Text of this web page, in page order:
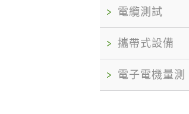
電纜測試
攜帶式設備
電子電機量測